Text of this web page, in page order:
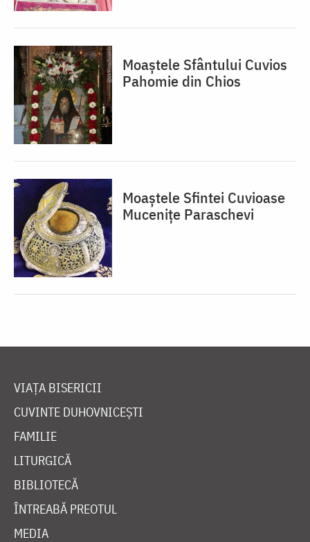
Moaștele Sfântului Cuvios
Pahomie din Chios
Moaștele Sfintei Cuvioase
Mucenițe Paraschevi
VIAȚA BISERICII
CUVINTE DUHOVNICEȘTI
FAMILIE
LITURGICĂ
BIBLIOTECĂ
ÎNTREABĂ PREOTUL
MEDIA